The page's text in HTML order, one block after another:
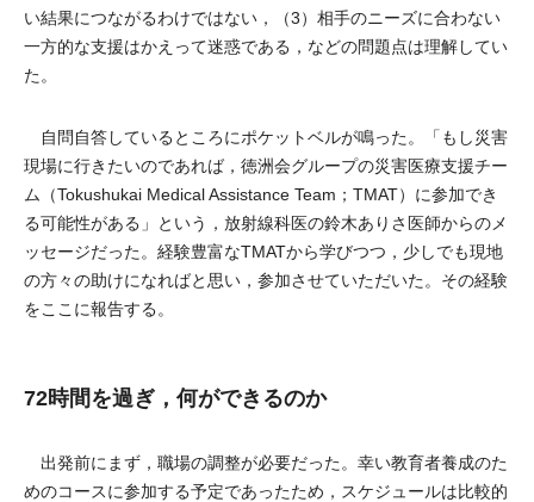
い結果につながるわけではない，（3）相手のニーズに合わない
一方的な支援はかえって迷惑である，などの問題点は理解してい
た。
自問自答しているところにポケットベルが鳴った。「もし災害
現場に行きたいのであれば，徳洲会グループの災害医療支援チー
ム（Tokushukai Medical Assistance Team；TMAT）に参加でき
る可能性がある」という，放射線科医の鈴木ありさ医師からのメ
ッセージだった。経験豊富なTMATから学びつつ，少しでも現地
の方々の助けになればと思い，参加させていただいた。その経験
をここに報告する。
72時間を過ぎ，何ができるのか
出発前にまず，職場の調整が必要だった。幸い教育者養成のた
めのコースに参加する予定であったため，スケジュールは比較的